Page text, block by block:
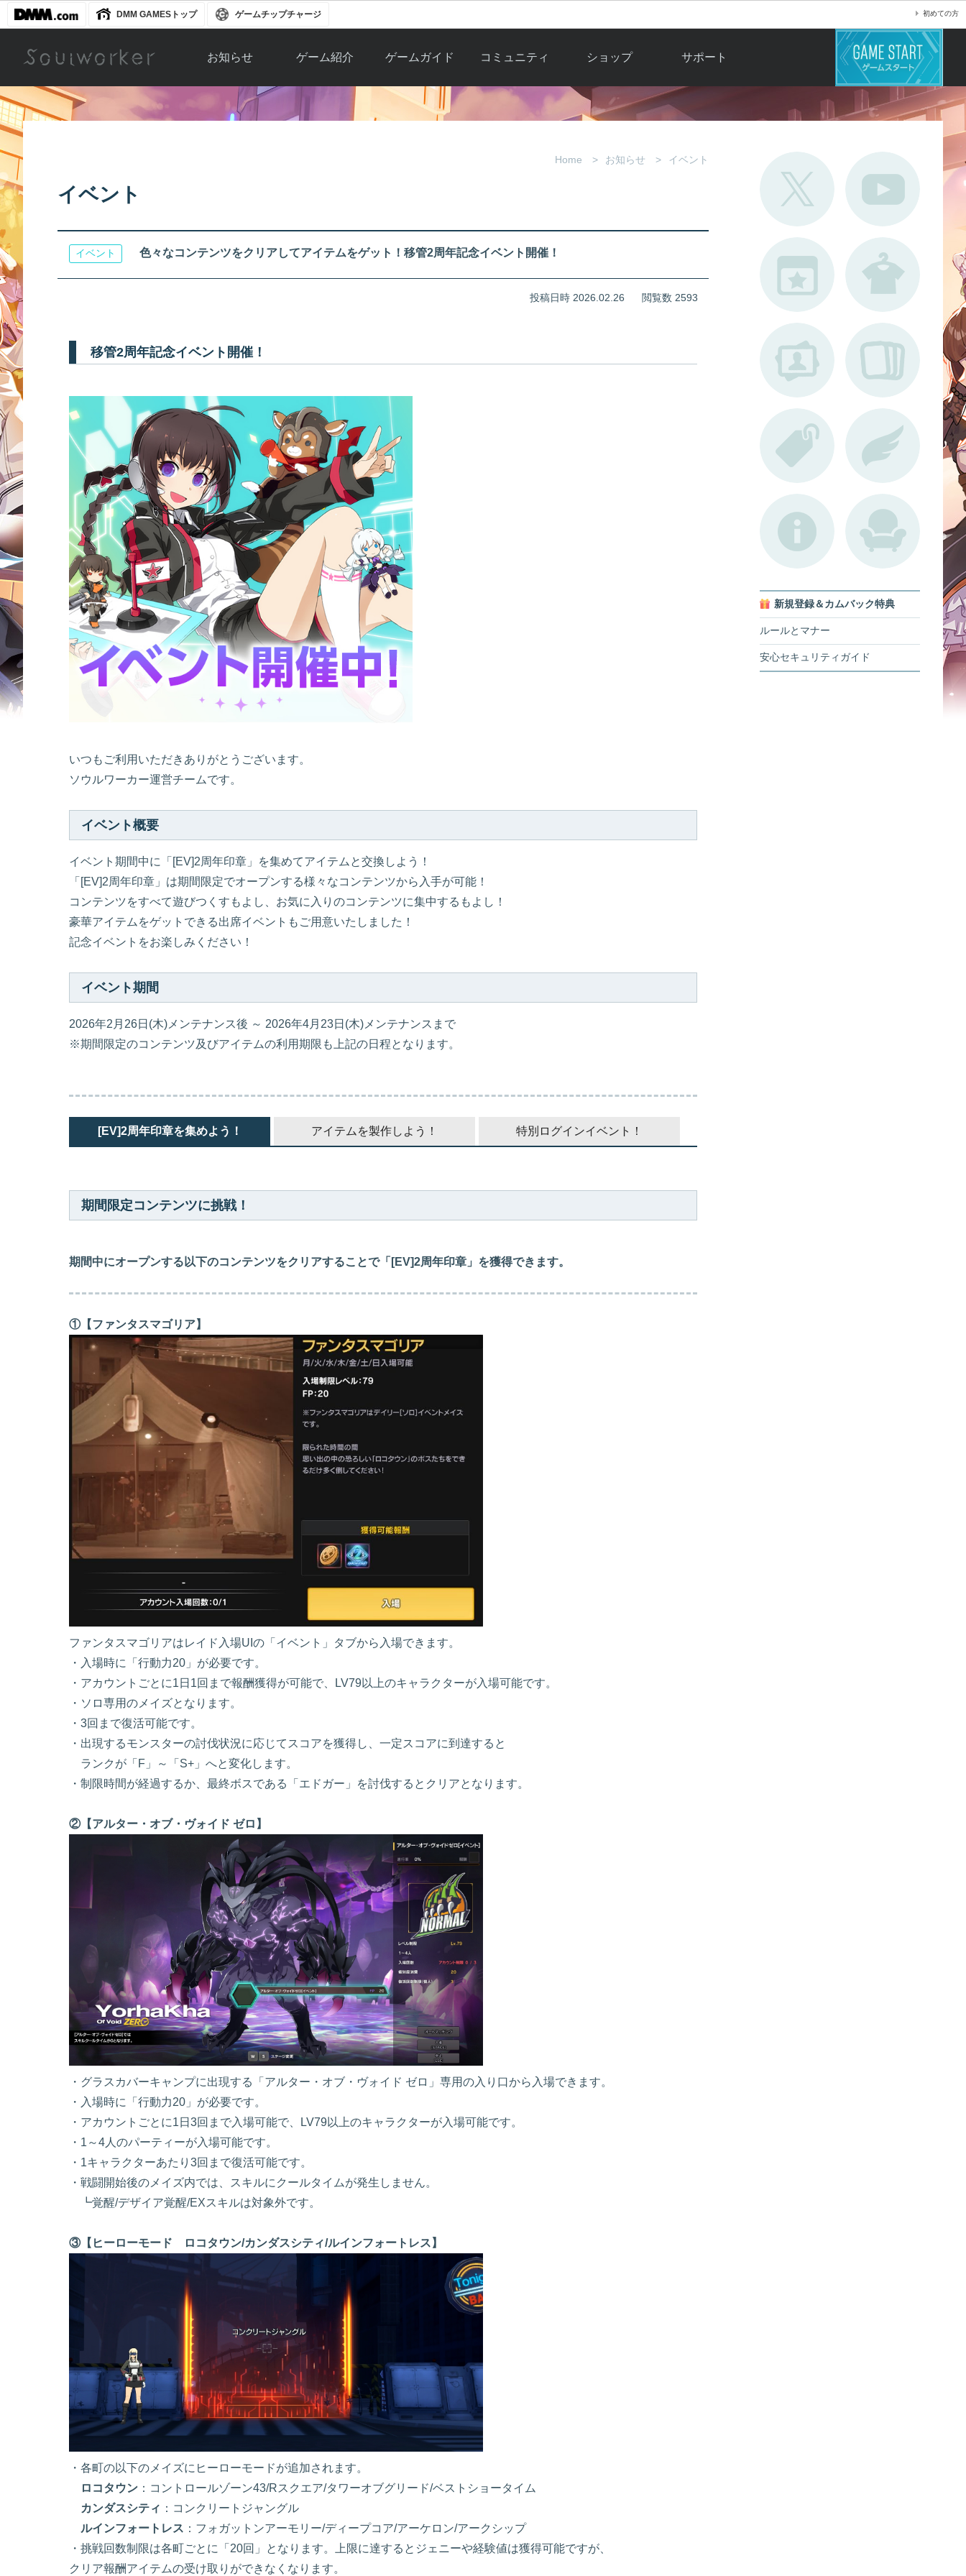
DMM GAMESトップ ゲームチップチャージ 初めての方
お知らせ
お知らせ一覧
ゲーム紹介
ソウルワーカー
アップデート履
歴
ゲームガイド
ガイド総合もく
コミュニティ
自由掲示板
ショップ
Y.Pの購入
アイテムカタロ
サポート
よくある質問
不具合対応状況
Home お知らせ イベント
イベント
イベント 色々なコンテンツをクリアしてアイテムをゲット！移管2周年記念イベント開催！
投稿日時 2026.02.26 閲覧数 2593
移管2周年記念イベント開催！
いつもご利用いただきありがとうございます。
ソウルワーカー運営チームです。
イベント概要
イベント期間中に「[EV]2周年印章」を集めてアイテムと交換しよう！
「[EV]2周年印章」は期間限定でオープンする様々なコンテンツから入手が可能！
コンテンツをすべて遊びつくすもよし、お気に入りのコンテンツに集中するもよし！
豪華アイテムをゲットできる出席イベントもご用意いたしました！
記念イベントをお楽しみください！
イベント期間
2026年2月26日(木)メンテナンス後 ～ 2026年4月23日(木)メンテナンスまで
※期間限定のコンテンツ及びアイテムの利用期限も上記の日程となります。
[EV]2周年印章を集めよう！ アイテムを製作しよう！ 特別ログインイベント！
期間限定コンテンツに挑戦！
期間中にオープンする以下のコンテンツをクリアすることで「[EV]2周年印章」を獲得できます。
①【ファンタスマゴリア】
ファンタスマゴリアはレイド入場UIの「イベント」タブから入場できます。
・入場時に「行動力20」が必要です。
・アカウントごとに1日1回まで報酬獲得が可能で、LV79以上のキャラクターが入場可能です。
・ソロ専用のメイズとなります。
・3回まで復活可能です。
・出現するモンスターの討伐状況に応じてスコアを獲得し、一定スコアに到達すると
ランクが「F」～「S+」へと変化します。
・制限時間が経過するか、最終ボスである「エドガー」を討伐するとクリアとなります。
②【アルター・オブ・ヴォイド ゼロ】
・グラスカバーキャンプに出現する「アルター・オブ・ヴォイド ゼロ」専用の入り口から入場できます。
・入場時に「行動力20」が必要です。
・アカウントごとに1日3回まで入場可能で、LV79以上のキャラクターが入場可能です。
・1～4人のパーティーが入場可能です。
・1キャラクターあたり3回まで復活可能です。
・戦闘開始後のメイズ内では、スキルにクールタイムが発生しません。
┗覚醒/デザイア覚醒/EXスキルは対象外です。
③【ヒーローモード ロコタウン/カンダスシティ/ルインフォートレス】
・各町の以下のメイズにヒーローモードが追加されます。
ロコタウン ：コントロールゾーン43/Rスクエア/タワーオブグリード/ベストショータイム
カンダスシティ ：コンクリートジャングル
ルインフォートレス ：フォガットンアーモリー/ディープコア/アーケロン/アークシップ
・挑戦回数制限は各町ごとに「20回」となります。上限に達するとジェニーや経験値は獲得可能ですが、
クリア報酬アイテムの受け取りができなくなります。
新規登録＆カムバック特典
ルールとマナー
安心セキュリティガイド